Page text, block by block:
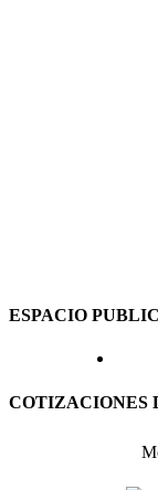
ESPACIO
COTIZACIONES